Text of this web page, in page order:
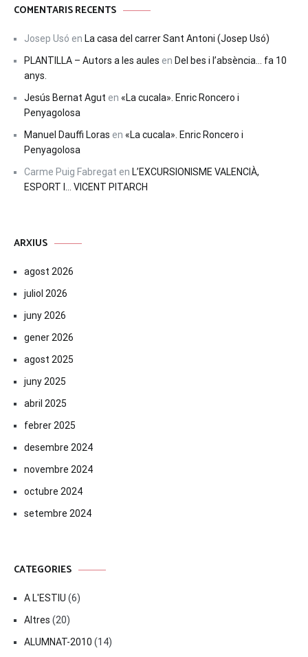
COMENTARIS RECENTS
Josep Usó en La casa del carrer Sant Antoni (Josep Usó)
PLANTILLA – Autors a les aules en Del bes i l’absència… fa 10
anys.
Jesús Bernat Agut en «La cucala». Enric Roncero i
Penyagolosa
Manuel Dauffi Loras en «La cucala». Enric Roncero i
Penyagolosa
Carme Puig Fabregat en L’EXCURSIONISME VALENCIÀ,
ESPORT I… VICENT PITARCH
ARXIUS
agost 2026
juliol 2026
juny 2026
gener 2026
agost 2025
juny 2025
abril 2025
febrer 2025
desembre 2024
novembre 2024
octubre 2024
setembre 2024
CATEGORIES
A L'ESTIU (6)
Altres (20)
ALUMNAT-2010 (14)